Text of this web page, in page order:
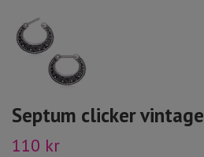
Septum clicker vintage
110 kr